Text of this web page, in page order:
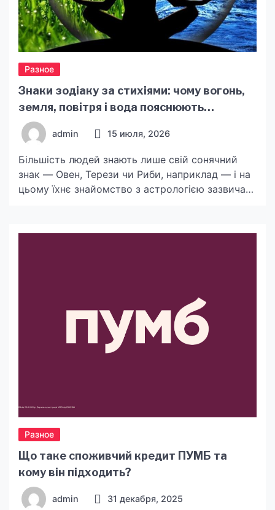
Разное
Знаки зодіаку за стихіями: чому вогонь,
земля, повітря і вода пояснюють
характер краще, ніж один знак
admin 15 июля, 2026
Більшість людей знають лише свій сонячний
знак — Овен, Терези чи Риби, наприклад — і на
цьому їхнє знайомство з астрологією зазвичай
коли розглядати знаки не окремо, а через
Разное
Що таке споживчий кредит ПУМБ та
кому він підходить?
admin 31 декабря, 2025